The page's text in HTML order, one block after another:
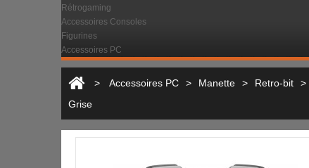
Rétrogaming
Accessoires Consoles
Figurines
Accessoires PC
> Accessoires PC > Manette > Retro-bit >
Grise